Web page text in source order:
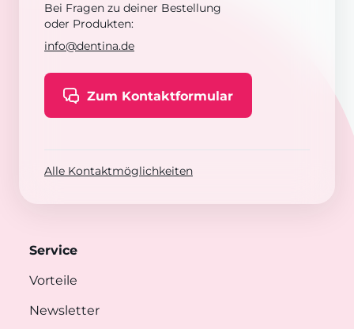
Bei Fragen zu deiner Bestellung
oder Produkten:
info@dentina.de
Zum Kontaktformular
Alle Kontaktmöglichkeiten
Service
Vorteile
Newsletter